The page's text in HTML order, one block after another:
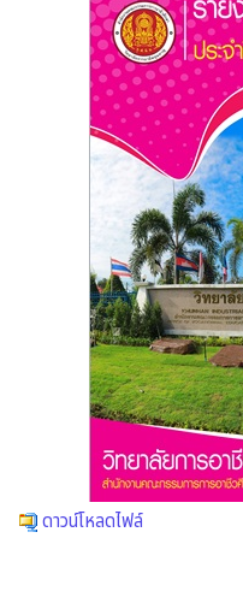
ดาวน์โหลดไฟล์